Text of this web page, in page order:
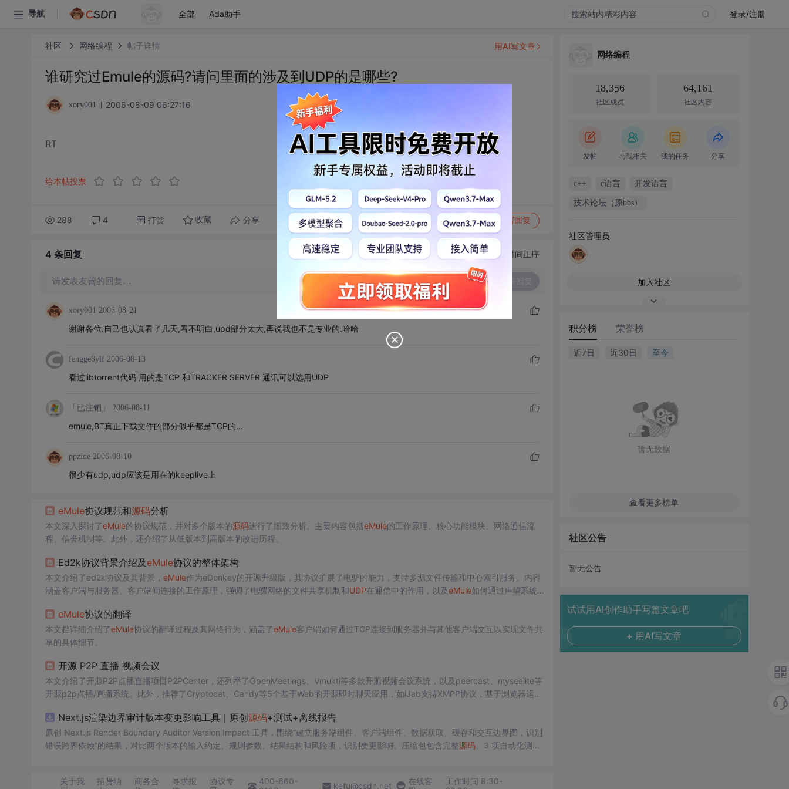
导航 全部 Ada助手 登录/注册
社区 网络编程 帖子详情
谁研究过Emule的源码?请问里面的涉及到UDP的是哪些?
xory001 2006-08-09 06:27:16
RT
给本帖投票
288 4 打赏 收藏 分享 转发到动态 举报 写回复
用AI写文章
4 条回复 切换为时间正序
请发表友善的回复…
xory001 2006-08-21
谢谢各位.自己也认真看了几天,看不明白,upd部分太大,再说我也不是专业的.哈哈
fengge8ylf 2006-08-13
看过libtorrent代码 用的是TCP 和TRACKER SERVER 通讯可以选用UDP
「已注销」 2006-08-11
emule,BT真正下载文件的部分似乎都是TCP的...
ppzine 2006-08-10
很少有udp,udp应该是用在的keeplive上
eMule协议规范和源码分析
本文深入探讨了eMule的协议规范，并对多个版本的源码进行了细致分析。主要内容包括eMule的工作原理、核心功能模块、网络通信流
程、信誉机制等。此外，还介绍了从低版本到高版本的改进历程。
Ed2k协议背景介绍及 eMule协议的整体架构
本文介绍了ed2k协议及其背景， eMule作为eDonkey的开源升级版，其协议扩展了电驴的能力，支持多源文件传输和中心索引服务。内容
涵盖客户端与服务器、客户端间连接的工作原理，强调了电骡网络的文件共享机制和UDP在通信中的作用，以及eMule如何通过声望系统
eMule协议的翻译
本文档详细介绍了eMule协议的翻译过程及其网络行为，涵盖了eMule客户端如何通过TCP连接到服务器并与其他客户端交互以实现文件共
享的具体细节。
开源 P2P 直播 视频会议
本文介绍了开源P2P点播直播项目P2PCenter，还列举了OpenMeetings、Vmukti等多款开源视频会议系统，以及peercast、myseelite等
开源p2p点播/直播系统。此外，推荐了Cryptocat、Candy等5个基于Web的开源即时聊天应用，如iJab支持XMPP协议，基于浏览器运
Next.js渲染边界审计版本变更影响工具｜原创源码+测试+离线报告
原创 Next.js Render Boundary Auditor Version Impact 工具，围绕“建立服务端组件、客户端组件、数据获取、缓存和交互边界图，识别
错误跨界依赖”的结果，对比两个版本的输入约定、规则参数、结果结构和风险项，识别变更影响。压缩包包含完整源码、3 项自动化测
关于我
招贤纳
商务合
寻求报
协议专
400-660-
kefu@csdn.net
在线客
工作时间 8:30-
网络编程
18,356
社区成员
64,161
社区内容
发帖 与我相关 我的任务 分享
c++ c语言 开发语言
技术论坛（原bbs）
社区管理员
加入社区
积分榜 荣誉榜
近7日 近30日 至今
暂无数据
查看更多榜单
社区公告
暂无公告
试试用AI创作助手写篇文章吧
+ 用AI写文章